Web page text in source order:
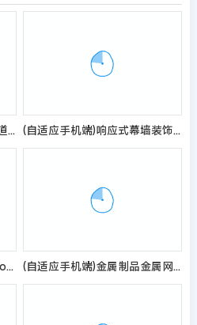
(自适应手机端)响应式茶叶茶道pbootcms网站模板 棕色复古茶具网站源码 (自适应手机端)响应式幕墙装饰工程pbootcms网站模板 HTML5建筑装修公司网站源码
(PC+WAP)绣花刺绣网站pbootcms模板 传统手工工艺网站源码下载 (自适应手机端)金属制品金属网滤网筛网pbootcms网站模板 黑色风格金属制造类企业网站源码